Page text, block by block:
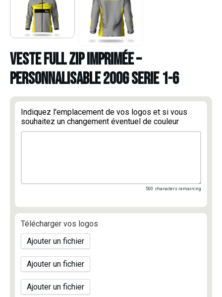
VESTE FULL ZIP IMPRIMÉE –
PERSONNALISABLE 200G SERIE 1-6
Indiquez l'emplacement de vos logos et si vous
souhaitez un changement éventuel de couleur
500 characters remaining
Télécharger vos logos
Ajouter un fichier
Ajouter un fichier
Ajouter un fichier